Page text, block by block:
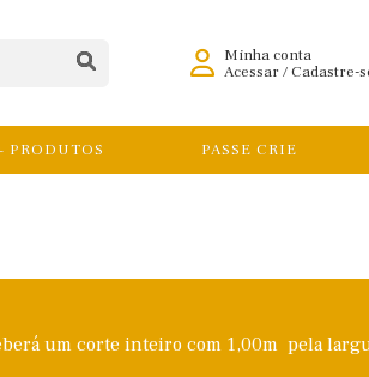
Minha conta
Acessar/Cadastre-
PRODUTOS PASSE CRIE
um corte inteiro com 1,00m pela